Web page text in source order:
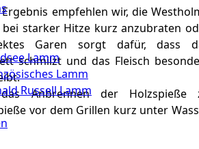
Lamm
Lamm
Russell Lamm
empfehlen wir, die
bei starker Hitze kurz anzubraten
Garen sorgt dafür, dass
schmilzt und das Fleisch
Anbrennen der Holzspieße
vor dem Grillen kurz unter